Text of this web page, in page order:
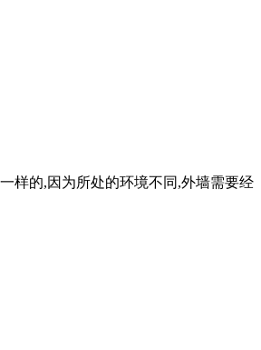
样的,因为所处的环境不同,外墙需要经